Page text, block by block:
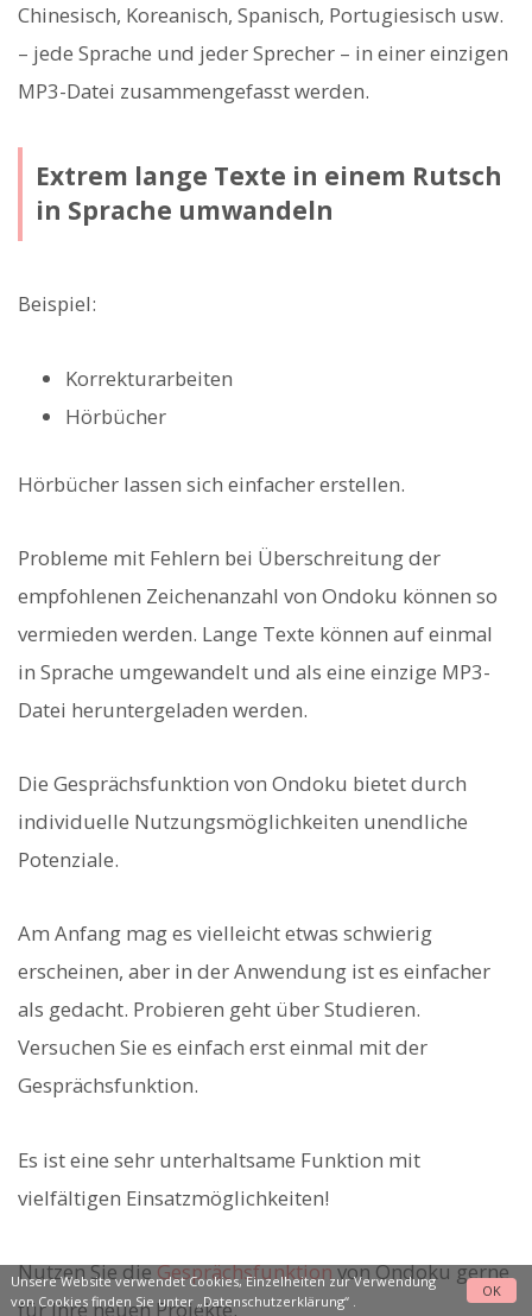
Chinesisch, Koreanisch, Spanisch, Portugiesisch usw.
– jede Sprache und jeder Sprecher – in einer einzigen
MP3-Datei zusammengefasst werden.
Extrem lange Texte in einem Rutsch
in Sprache umwandeln
Beispiel:
Korrekturarbeiten
Hörbücher
Hörbücher lassen sich einfacher erstellen.
Probleme mit Fehlern bei Überschreitung der
empfohlenen Zeichenanzahl von Ondoku können so
vermieden werden. Lange Texte können auf einmal
in Sprache umgewandelt und als eine einzige MP3-
Datei heruntergeladen werden.
Die Gesprächsfunktion von Ondoku bietet durch
individuelle Nutzungsmöglichkeiten unendliche
Potenziale.
Am Anfang mag es vielleicht etwas schwierig
erscheinen, aber in der Anwendung ist es einfacher
als gedacht. Probieren geht über Studieren.
Versuchen Sie es einfach erst einmal mit der
Gesprächsfunktion.
Es ist eine sehr unterhaltsame Funktion mit
vielfältigen Einsatzmöglichkeiten!
Nutzen Sie dieGesprächsfunktionvon Ondoku gerne
für Ihre neuen Projekte.
Unsere Website verwendet Cookies, Einzelheiten zur Verwendung
von Cookies finden Sie unter „Datenschutzerklärung“.
OK